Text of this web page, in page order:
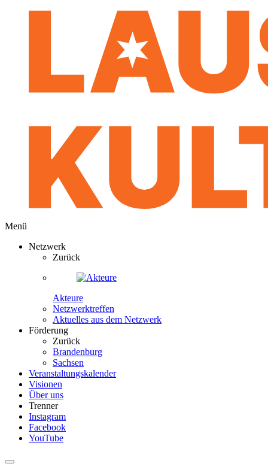
Menü
Netzwerk
Zurück
Akteure
Netzwerktreffen
Aktuelles aus dem Netzwerk
Förderung
Zurück
Brandenburg
Sachsen
Veranstaltungskalender
Visionen
Über uns
Trenner
Instagram
Facebook
YouTube